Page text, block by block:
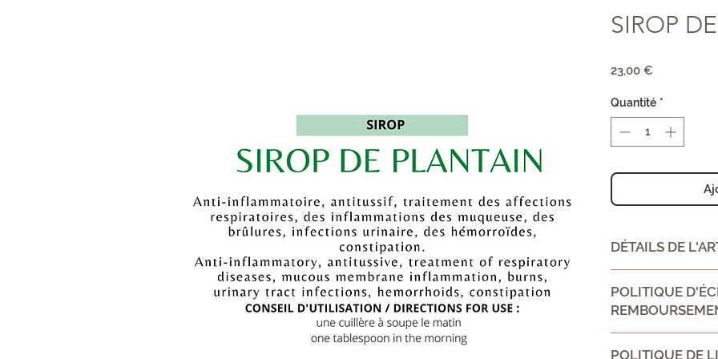
SIROP
23,00 €
Quantité *
DÉTAILS DE
une cuillère à
the morning
Ingrédient:
plantain
POLITIQUE
POLITIQUE DE